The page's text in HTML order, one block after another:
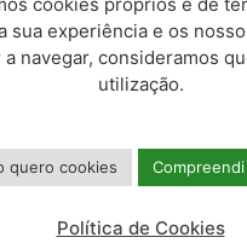
PARTILHAR ESTE EVENTO
sua experiência e os
navegar, consideramos
utilização.
quero cookies
Política de Cookies